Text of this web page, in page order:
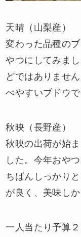
天晴（山梨産）
変わった品種の
やつにしてみま
どではありませ
べやすいブドウ
秋映（長野産）
秋映の出荷が始
した。今年おや
ちばんしっかり
が良く、美味し
一人当たり予算